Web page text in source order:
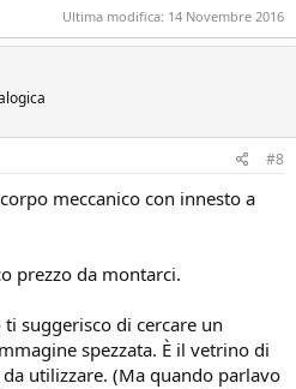
Ultima modifica: 14 Novembre 2016
#8
meccanico con innesto a
prezzo da montarci.
suggerisco di cercare un
spezzata. È il vetrino di
utilizzare. (Ma quando parlavo